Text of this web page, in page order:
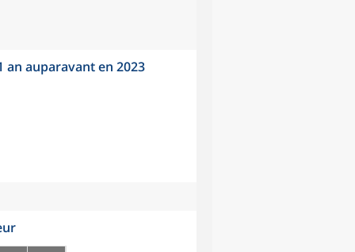
an auparavant en 2023